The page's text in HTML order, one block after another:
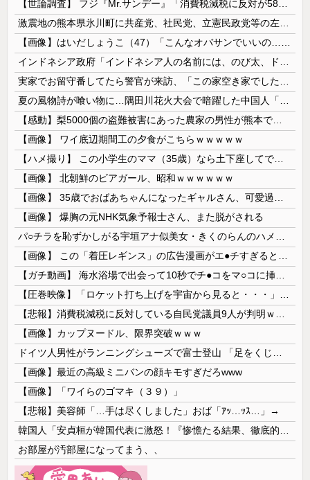
【画像】 ワイ底辺期間工の夕食がこちらｗｗｗｗｗ
【画像】 北朝鮮のビアガール、昭和ｗｗｗｗｗｗ
【画像】 爆胸の元NHK気象予報士さん、また脱がされる
【画像】カップヌードル、限界突破ｗｗｗ
【画像】最近の高級ミニバンの顔キモすぎだろwww
【画像】「ワイらのゴマキ（３９）」
【悲報】美容師「…手は尽くしました」おば「ｱｯ…ｯｽ…」→
お部屋が汚部屋になってまう、、